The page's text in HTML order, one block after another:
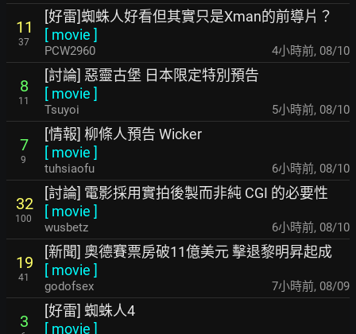
11
37
[好雷]蜘蛛人好看但其實只是Xman的前導片？
[ movie ]
PCW2960 4小時前, 08/10
8
11
[討論] 惡靈古堡 日本限定特別預告
[ movie ]
Tsuyoi 5小時前, 08/10
7
9
[情報] 柳條人預告 Wicker
[ movie ]
tuhsiaofu 6小時前, 08/10
32
100
[討論] 電影採用實拍後製而非純 CGI 的必要性
[ movie ]
wusbetz 6小時前, 08/10
19
41
[新聞] 奧德賽票房破11億美元 擊退黎明昇起成
[ movie ]
godofsex 7小時前, 08/09
3
[好雷] 蜘蛛人4
[ movie ]